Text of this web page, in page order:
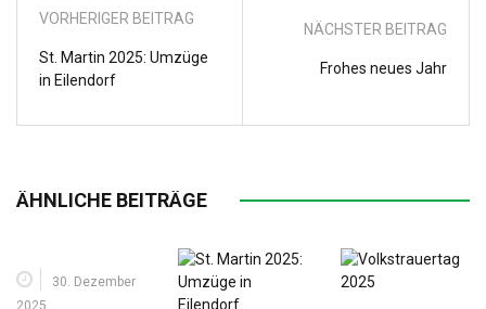
VORHERIGER BEITRAG
St. Martin 2025: Umzüge
in Eilendorf
NÄCHSTER BEITRAG
Frohes neues Jahr
ÄHNLICHE BEITRÄGE
30. Dezember
2025